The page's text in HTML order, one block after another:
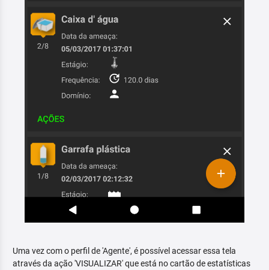
Uma vez com o perfil de 'Agente', é possível acessar essa tela
através da ação 'VISUALIZAR' que está no cartão de estatísticas